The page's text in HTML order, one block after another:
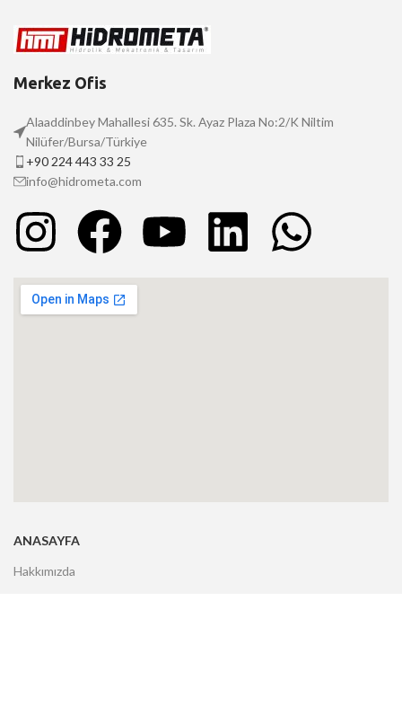
Merkez Ofis
Alaaddinbey Mahallesi 635. Sk. Ayaz Plaza No:2/K Niltim
Nilüfer/Bursa/Türkiye
+90 224 443 33 25
info@hidrometa.com
ANASAYFA
Hakkımızda